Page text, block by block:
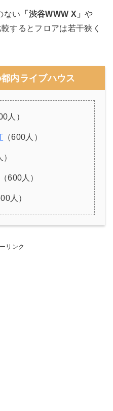
ない 「渋谷WWW X」や
較するとフロアは若干狭く
内ライブハウス
人）
（600人）
（600人）
人）
リンク